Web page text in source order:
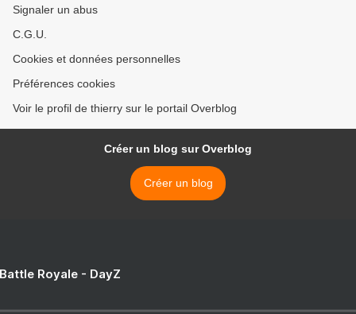
Signaler un abus
C.G.U.
Cookies et données personnelles
Préférences cookies
Voir le profil de thierry sur le portail Overblog
Créer un blog sur Overblog
Créer un blog
Royale - DayZ